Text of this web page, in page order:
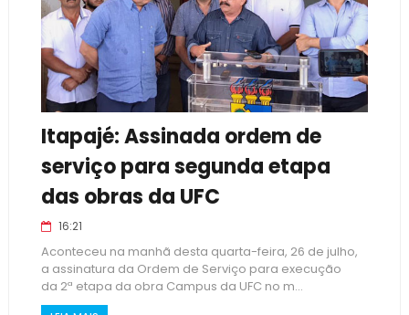
Itapajé: Assinada ordem de
serviço para segunda etapa
das obras da UFC
16:21
Aconteceu na manhã desta quarta-feira, 26 de julho,
a assinatura da Ordem de Serviço para execução
da 2ª etapa da obra Campus da UFC no m...